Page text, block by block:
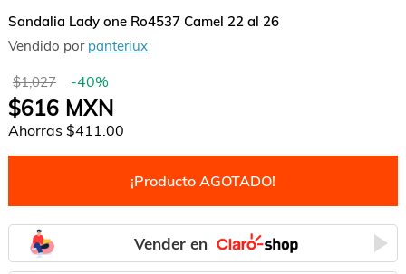
Sandalia Lady one Ro4537 Camel 22 al 26
Vendido por panteriux
$1,027 -40%
$616MXN
Ahorras $411.00
¡Producto AGOTADO!
Vender en